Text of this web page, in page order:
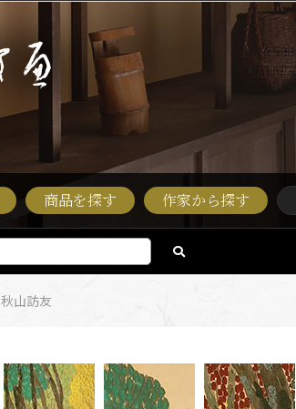
商品を探す 作家から探す
秋山訪友